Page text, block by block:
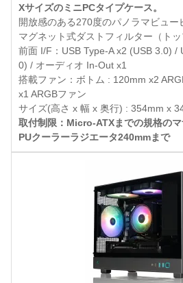
XサイズのミニPCタイプケース。
開放感のある270度のパノラマビュー
マグネット式ダストフィルター（トッ
前面 I/F：USB Type-A x2 (USB 3.0) /
0) / オーディオ In-Out x1
搭載ファン：ボトム : 120mm x2
x1 ARGBファン
サイズ(高さ x 幅 x 奥行) : 354mm x
取付制限：Micro-ATXまでの規格の
PUクーラーラジエータ240mmまで